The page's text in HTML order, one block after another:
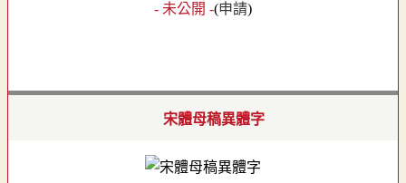
- 未公開 -(申請)
宋體母稿異體字